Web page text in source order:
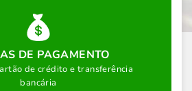
DE PAGAMENTO
de crédito e transferência
bancária